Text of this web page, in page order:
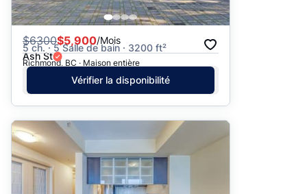
$6300$5,900/Mois
5 ch. · 5 Salle de bain · 3200 ft²
Ash St
Richmond, BC · Maison entière
Vérifier la disponibilité